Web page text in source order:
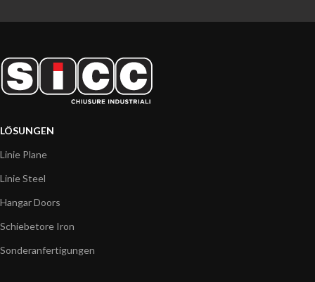
LÖSUNGEN
Linie Plane
Linie Steel
Hangar Doors
Schiebetore Iron
Sonderanfertigungen